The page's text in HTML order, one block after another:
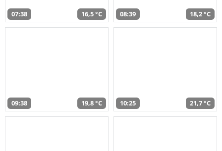
07:38 16,5 °C 08:39 18,2 °C
09:38 19,8 °C 10:25 21,7 °C